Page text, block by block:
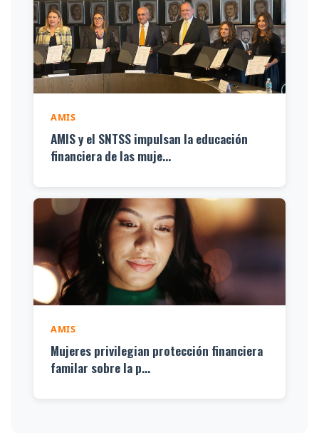
AMIS
AMIS y el SNTSS impulsan la educación
financiera de las muje...
AMIS
Mujeres privilegian protección financiera
familar sobre la p...